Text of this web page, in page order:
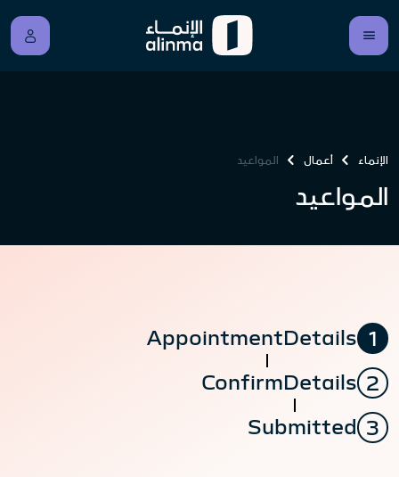
الإنماء أعمال المواعيد
المواعيد
1
AppointmentDetails
2
ConfirmDetails
3
Submitted